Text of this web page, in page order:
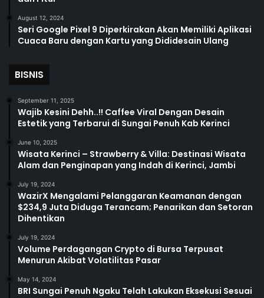
August 12, 2024
Seri Google Pixel 9 Diperkirakan Akan Memiliki Aplikasi
Cuaca Baru dengan Kartu yang Dididesain Ulang
BISNIS
September 11, 2025
Wajib Kesini Dehh..!! Caffee Viral Dengan Desain
Estetik yang Terbarui di Sungai Penuh Kab Kerinci
June 10, 2025
Wisata Kerinci – Strawberry & Villa: Destinasi Wisata
Alam dan Penginapan yang Indah di Kerinci, Jambi
July 19, 2024
WazirX Mengalami Pelanggaran Keamanan dengan
$234,9 Juta Diduga Terancam; Penarikan dan Setoran
Dihentikan
July 19, 2024
Volume Perdagangan Crypto di Bursa Terpusat
Menurun Akibat Volatilitas Pasar
May 14, 2024
BRI Sungai Penuh Ngaku Telah Lakukan Eksekusi Sesuai